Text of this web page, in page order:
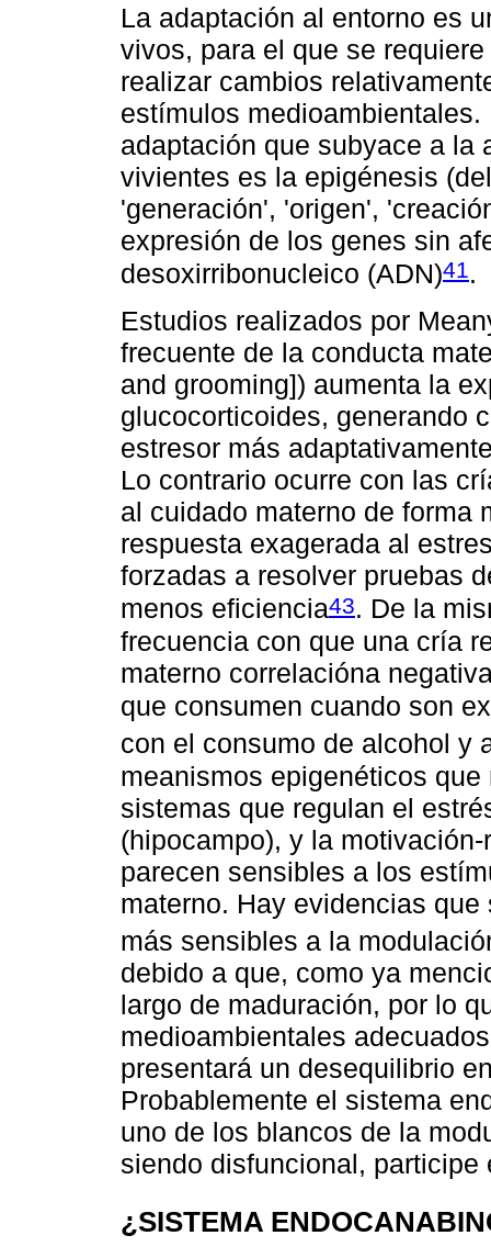
La adaptación al entorno es
vivos, para el que se
realizar cambios
estímulos
adaptación que subyace a la
vivientes es la epigénesis
'generación', 'origen',
expresión de los genes sin
desoxirribonucleico (ADN)41 .
Estudios realizados por
frecuente de la conducta
and grooming]) aumenta la
glucocorticoides, generando
estresor más
Lo contrario ocurre con las
al cuidado materno de forma
respuesta exagerada al
forzadas a resolver pruebas
menos eficiencia43. De la
frecuencia con que una cría
materno correlacióna
que consumen cuando son
con el consumo de alcohol y
meanismos epigenéticos
sistemas que regulan el
(hipocampo), y la
parecen sensibles a los
materno. Hay evidencias
más sensibles a la
debido a que, como ya
largo de maduración, por lo
medioambientales
presentará un desequilibrio
Probablemente el sistema
uno de los blancos de la
siendo disfuncional,
¿SISTEMA